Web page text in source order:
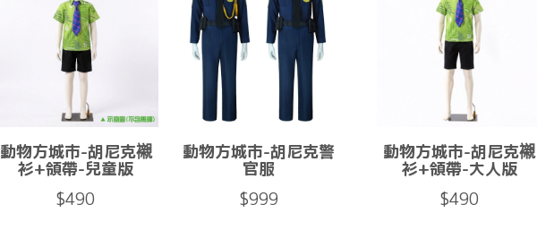
動物方城市-胡尼克襯
衫+領帶-兒童版
$490
動物方城市-胡尼克警
官服
$999
動物方城市-胡尼克襯
衫+領帶-大人版
$490